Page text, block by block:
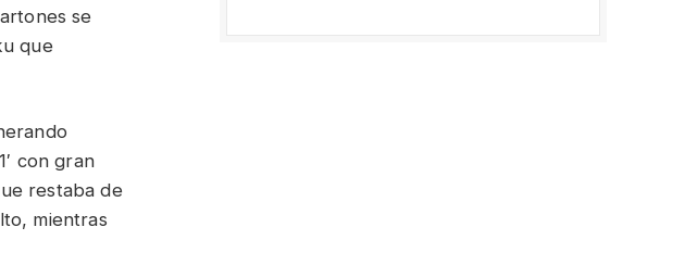
se
que
con gran
restaba de
mientras